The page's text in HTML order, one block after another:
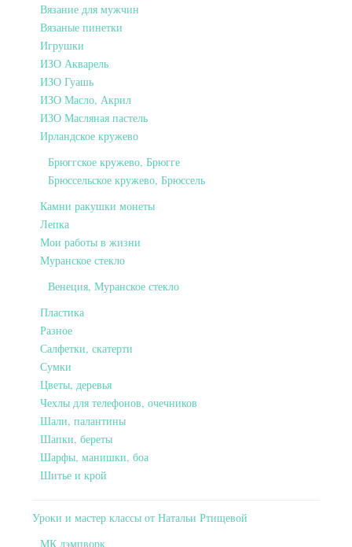
Вязание для мужчин
Вязаные пинетки
Игрушки
ИЗО Акварель
ИЗО Гуашь
ИЗО Масло, Акрил
ИЗО Масляная пастель
Ирландское кружево
Брюггское кружево, Брюгге
Брюссельское кружево, Брюссель
Камни ракушки монеты
Лепка
Мои работы в жизни
Муранское стекло
Венеция, Муранское стекло
Пластика
Разное
Салфетки, скатерти
Сумки
Цветы, деревья
Чехлы для телефонов, очечников
Шали, палантины
Шапки, береты
Шарфы, манишки, боа
Шитье и крой
Уроки и мастер классы от Натальи Ртищевой
МК лэмпворк